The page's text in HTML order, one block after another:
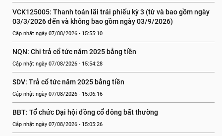
VCK125005: Thanh toán lãi trái phiếu kỳ 3 (từ và bao gồm ngày
03/3/2026 đến và không bao gồm ngày 03/9/2026)
Cập nhật ngày 07/08/2026 - 15:55:10
NQN: Chi trả cổ tức năm 2025 bằng tiền
Cập nhật ngày 07/08/2026 - 15:54:28
SDV: Trả cổ tức năm 2025 bằng tiền
Cập nhật ngày 07/08/2026 - 15:06:16
BBT: Tổ chức Đại hội đồng cổ đông bất thường
Cập nhật ngày 07/08/2026 - 15:05:26